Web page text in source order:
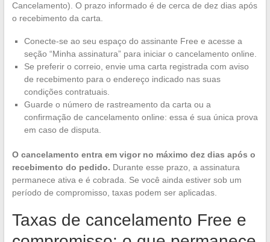
Cancelamento). O prazo informado é de cerca de dez dias após
o recebimento da carta.
Conecte-se ao seu espaço do assinante Free e acesse a
seção “Minha assinatura” para iniciar o cancelamento online.
Se preferir o correio, envie uma carta registrada com aviso
de recebimento para o endereço indicado nas suas
condições contratuais.
Guarde o número de rastreamento da carta ou a
confirmação de cancelamento online: essa é sua única prova
em caso de disputa.
O cancelamento entra em vigor no máximo dez dias após o
recebimento do pedido. Durante esse prazo, a assinatura
permanece ativa e é cobrada. Se você ainda estiver sob um
período de compromisso, taxas podem ser aplicadas.
Taxas de cancelamento Free e